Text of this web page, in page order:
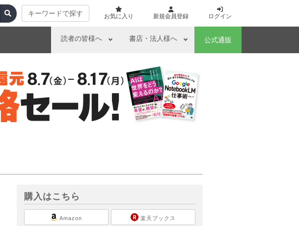
キーワードで探す お気に入り 新規会員登録 ログイン
読者の皆様へ 書店・法人様へ 公式通販
購入はこちら
Amazon 楽天ブックス